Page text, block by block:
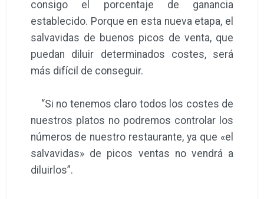
consigo el porcentaje de ganancia
establecido. Porque en esta nueva etapa, el
salvavidas de buenos picos de venta, que
puedan diluir determinados costes, será
más difícil de conseguir.
“Si no tenemos claro todos los costes de
nuestros platos no podremos controlar los
números de nuestro restaurante, ya que «el
salvavidas» de picos ventas no vendrá a
diluirlos”.